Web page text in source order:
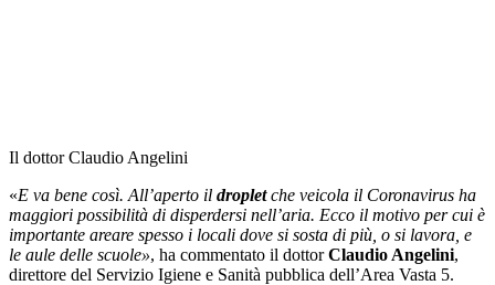
Il dottor Claudio Angelini
«E va bene così. All’aperto il dropletche veicola il Coronavirus ha
maggiori possibilità di disperdersi nell’aria. Ecco il motivo per cui è
importante areare spesso i locali dove si sosta di più, o si lavora, e
le aule delle scuole», ha commentato il dottorClaudio Angelini,
direttore del Servizio Igiene e Sanità pubblica dell’Area Vasta 5.